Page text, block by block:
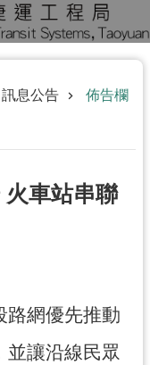
訊息公告 佈告欄
車站串聯
路網優先推動
並讓沿線民眾